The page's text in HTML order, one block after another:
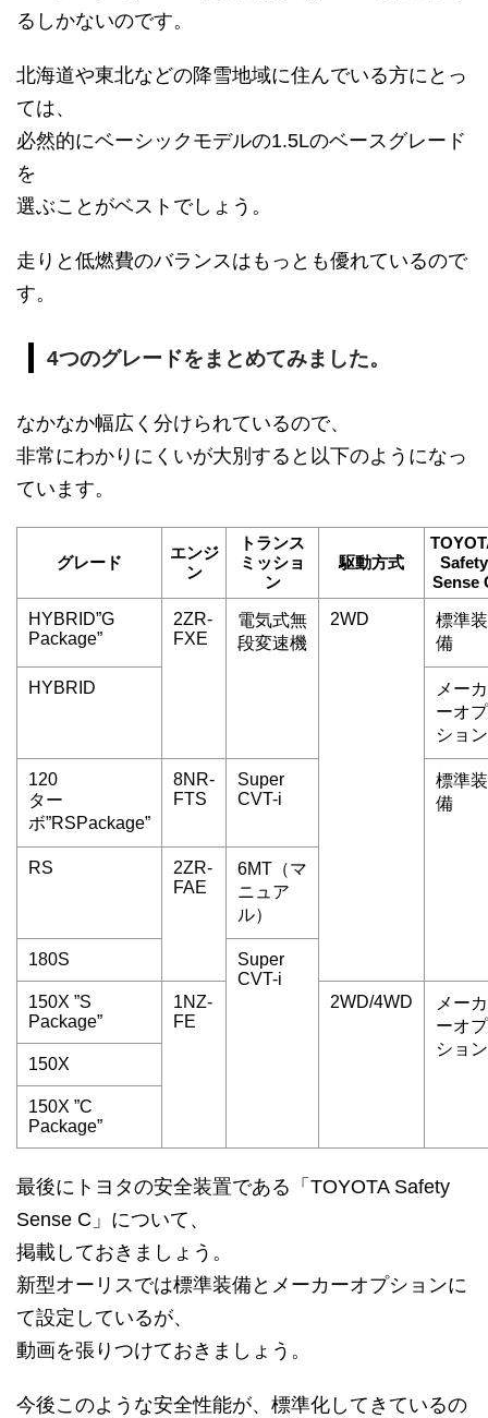
るしかないのです。
北海道や東北などの降雪地域に住んでいる方にとっ
ては、
必然的にベーシックモデルの1.5Lのベースグレード
を
選ぶことがベストでしょう。
走りと低燃費のバランスはもっとも優れているので
す。
4つのグレードをまとめてみました。
なかなか幅広く分けられているので、
非常にわかりにくいが大別すると以下のようになっ
ています。
グレード
エンジ
ン
トランス
ミッショ
ン
駆動方式
Safety
Sense
HYBRID”G
Package”
2ZR-
FXE
電気式無
段変速機
2WD
標準装
備
HYBRID
メーカ
ーオプ
ション
120
ター
ボ”RSPackage”
8NR-
FTS
Super
CVT-i
標準装
備
RS
2ZR-
FAE
6MT（マ
ニュア
ル）
180S
Super
CVT-i
150X ”S
Package”
1NZ-
FE
2WD/4WD
メーカ
ーオプ
ション
150X
150X ”C
Package”
最後にトヨタの安全装置である「TOYOTA Safety
Sense C」について、
掲載しておきましょう。
新型オーリスでは標準装備とメーカーオプションに
て設定しているが、
動画を張りつけておきましょう。
今後このような安全性能が、標準化してきているの